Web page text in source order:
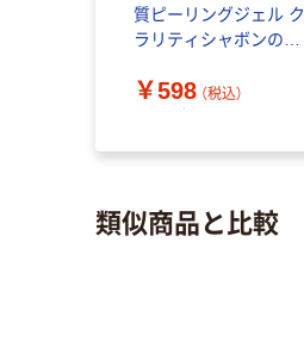
質ピーリングジェル ク
ラリティシャボンの香
ブリユー） ドウシシャ
￥598 （税込）
類似商品と比較